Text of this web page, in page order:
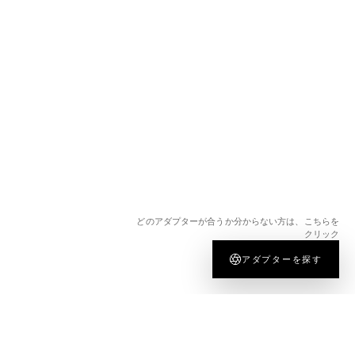
どのアダプターが合うか分からない方は、こちらを
クリック
アダプターを探す